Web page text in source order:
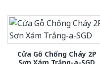
Cửa Gỗ Chống Cháy 2P